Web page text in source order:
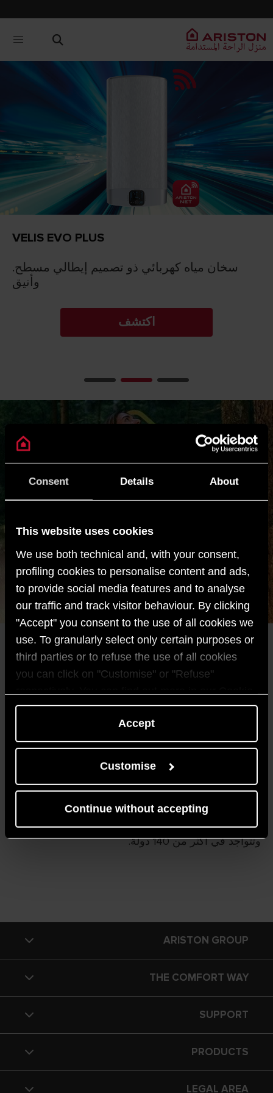
Consent Details About
This website uses cookies
We use both technical and, with your consent,
profiling cookies to personalise content and ads,
to provide social media features and to analyse
our traffic and track visitor behaviour. By clicking
"Accept" you consent to the use of all cookies we
use. To granularly select only certain purposes or
third parties or to refuse the use of all cookies
you can click on "Customise" or "Refuse"
Policy.
Accept
Customise
Continue without accepting
VELIS EVO PLUS
.سخان مياه كهربائي ذو تصميم إيطالي مسطح
وأنيق
اكتشف
عالم أكثر استدامة يبدأ في المنزل
أريستون هي شركة متخصصة عالميا في حلول تسخين
نوفر الراحة المستدامة لمنازل ملايين العائلات في العالم
كل يوم ،
مع حلول تتميز بالجودة الدائمة والكفاءة العالية في
استخدام الطاقة والتصميم الإيطالي المميز.
Ariston Group ،
وهي شركة عالمية رائدة لها أكثر من 90 عامًا من التاريخ
وتتواجد في أكثر من 140 دولة.
ARISTON GROUP
About Us
Our Group
Careers
THE COMFORT WAY
Home Living
Tips & Tricks
SUPPORT
Contact
PRODUCTS
LEGAL AREA